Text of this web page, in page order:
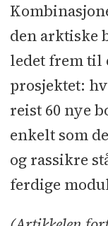
Slik
raskere
Klare til
Norges
Ny
Nå er alt
HMS-
den arktiske
ledet frem
prosjektet:
reist 60 nye
enkelt som
og rassikre
ferdige